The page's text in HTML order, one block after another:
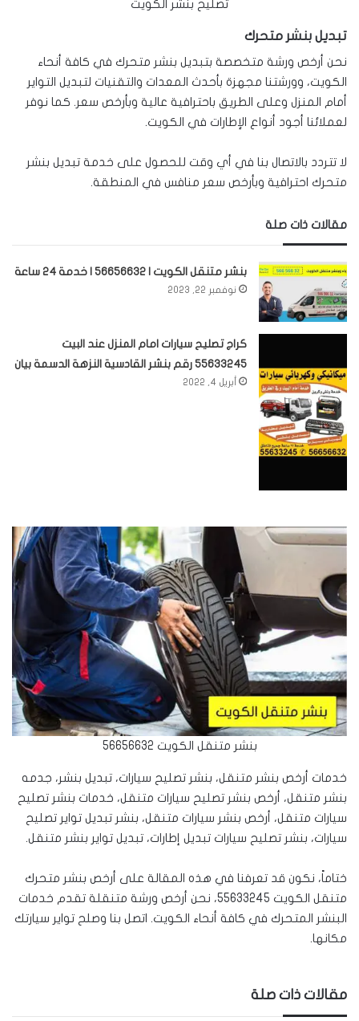
تصليح بنشر الكويت
تبديل بنشر متحرك
نحن أرخص ورشة متخصصة بتبديل بنشر متحرك في كافة أنحاء
الكويت، وورشتنا مجهزة بأحدث المعدات والتقنيات لتبديل التواير
أمام المنزل وعلى الطريق باحترافية عالية وبأرخص سعر. كما نوفر
لعملائنا أجود أنواع الإطارات في الكويت.
لا تتردد بالاتصال بنا في أي وقت للحصول على خدمة تبديل بنشر
متحرك احترافية وبأرخص سعر منافس في المنطقة.
مقالات ذات صلة
بنشر متنقل الكويت | 56656632 | خدمة 24 ساعة
نوفمبر 22, 2023
كراج تصليح سيارات امام المنزل عند البيت
55633245 رقم بنشر القادسية النزهة الدسمة بيان
أبريل 4, 2022
بنشر متنقل الكويت 56656632
خدمات أرخص بنشر متنقل، بنشر تصليح سيارات، تبديل بنشر، جدمه
بنشر متنقل، أرخص بنشر تصليح سيارات متنقل، خدمات بنشر تصليح
سيارات متنقل، أرخص بنشر سيارات متنقل، بنشر تبديل تواير تصليح
سيارات، بنشر تصليح سيارات تبديل إطارات، تبديل تواير بنشر متنقل.
ختاماً، نكون قد تعرفنا في هذه المقالة على أرخص بنشر متحرك
متنقل الكويت 55633245، نحن أرخص ورشة متنقلة تقدم خدمات
البنشر المتحرك في كافة أنحاء الكويت. اتصل بنا وصلح تواير سيارتك
مكانها.
مقالات ذات صلة